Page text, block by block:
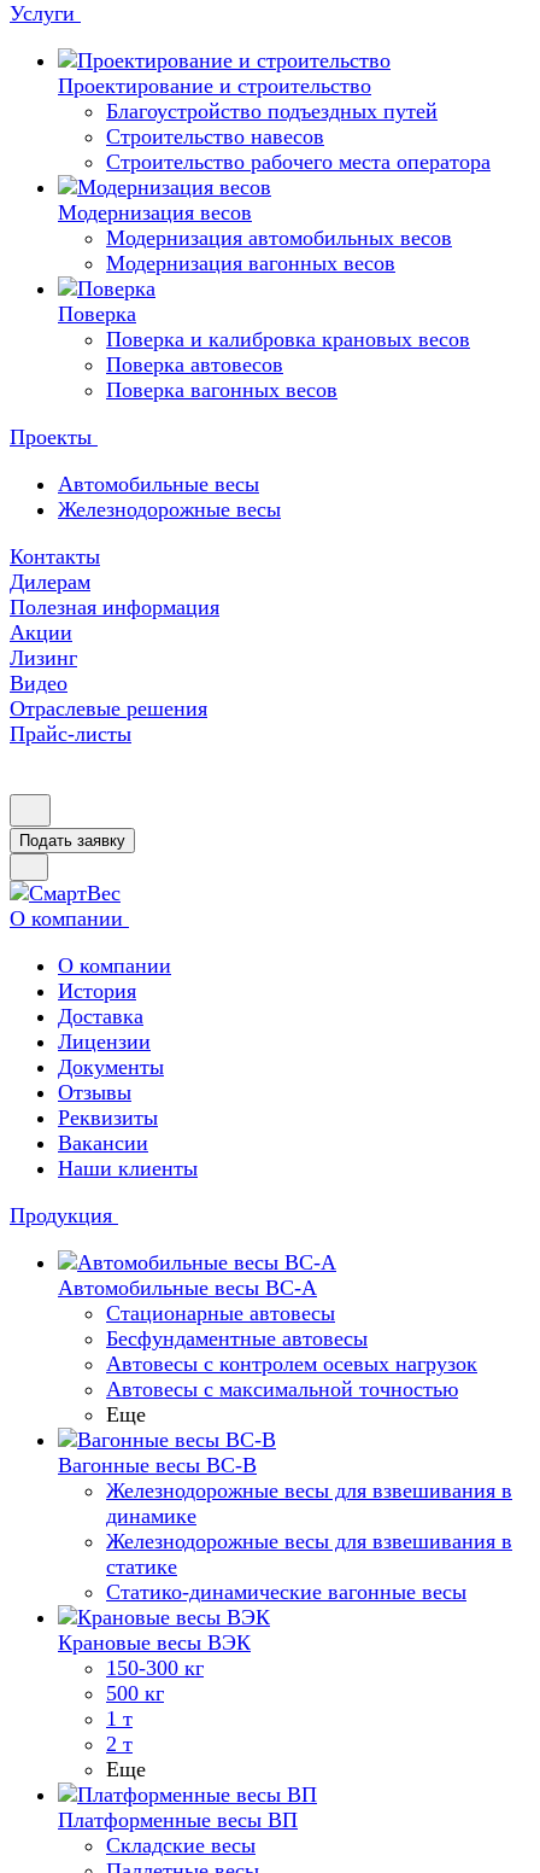
Услуги
Проектирование и строительство
Благоустройство подъездных путей
Строительство навесов
Строительство рабочего места оператора
Модернизация весов
Модернизация автомобильных весов
Модернизация вагонных весов
Поверка
Поверка и калибровка крановых весов
Поверка автовесов
Поверка вагонных весов
Проекты
Автомобильные весы
Железнодорожные весы
Контакты
Дилерам
Полезная информация
Акции
Лизинг
Видео
Отраслевые решения
Прайс-листы
Подать заявку
О компании
О компании
История
Доставка
Лицензии
Документы
Отзывы
Реквизиты
Вакансии
Наши клиенты
Продукция
Автомобильные весы ВС-А
Стационарные автовесы
Бесфундаментные автовесы
Автовесы с контролем осевых нагрузок
Автовесы с максимальной точностью
Еще
Вагонные весы ВС-В
Железнодорожные весы для взвешивания в
динамике
Железнодорожные весы для взвешивания в
статике
Статико-динамические вагонные весы
Крановые весы ВЭК
150-300 кг
500 кг
1 т
2 т
Еще
Платформенные весы ВП
Складские весы